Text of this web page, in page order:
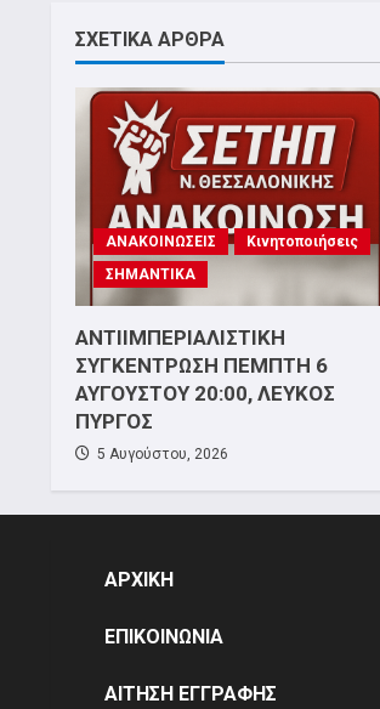
ΣΧΕΤΙΚΑ ΑΡΘΡΑ
ΑΝΑΚΟΙΝΩΣΕΙΣ
Κινητοποιήσεις
ΣΗΜΑΝΤΙΚΑ
ΑΝΤΙΙΜΠΕΡΙΑΛΙΣΤΙΚΗ
ΣΥΓΚΕΝΤΡΩΣΗ ΠΕΜΠΤΗ 6
ΑΥΓΟΥΣΤΟΥ 20:00, ΛΕΥΚΟΣ
ΠΥΡΓΟΣ
5 Αυγούστου, 2026
ΑΡΧΙΚΗ
ΕΠΙΚΟΙΝΩΝΙΑ
ΑΙΤΗΣΗ ΕΓΓΡΑΦΗΣ